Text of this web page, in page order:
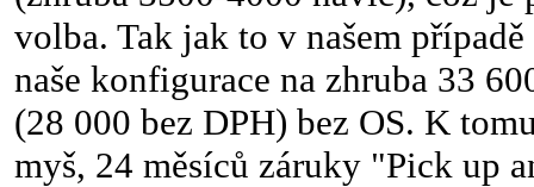
volba. Tak jak to v našem
naše konfigurace na zhruba 33
(28 000 bez DPH) bez OS. K
myš, 24 měsíců záruky "Pick up